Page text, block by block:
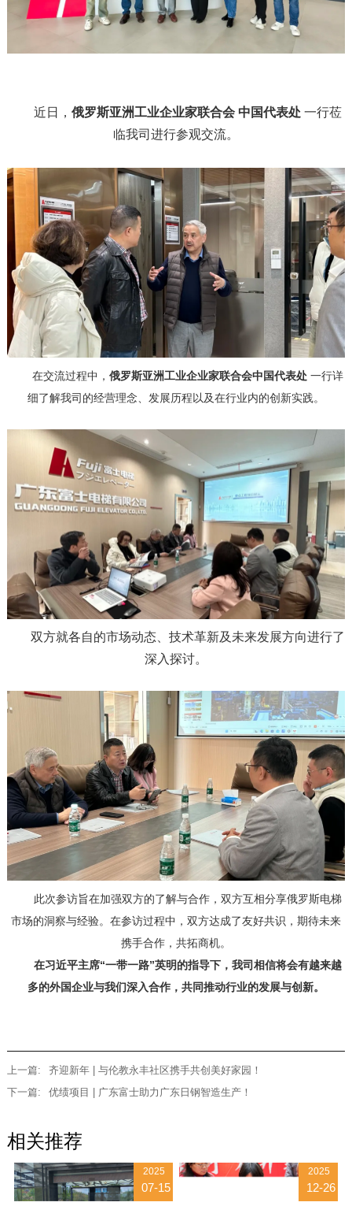
近日， 俄罗斯亚洲工业企业家联合会 中国代表处 一行莅
临我司进行参观交流。
在交流过程中， 俄罗斯亚洲工业企业家联合会中国代表处一行详
细了解我司的经营理念、发展历程以及在行业内的创新实践。
双方就各自的市场动态、技术革新及未来发展方向进行了
深入探讨。
此次参访旨在加强双方的了解与合作，双方互相分享俄罗斯电梯
市场的洞察与经验。在参访过程中，双方达成了友好共识，期待未来
携手合作，共拓商机。
在习近平主席“一带一路”英明的指导下，我司相信将会有越来越
多的外国企业与我们深入合作，共同推动行业的发展与创新。
上一篇:
齐迎新年 | 与伦教永丰社区携手共创美好家园！
下一篇:
优绩项目 | 广东富士助力广东日钢智造生产！
相关推荐
2025
07-15
2025
12-26